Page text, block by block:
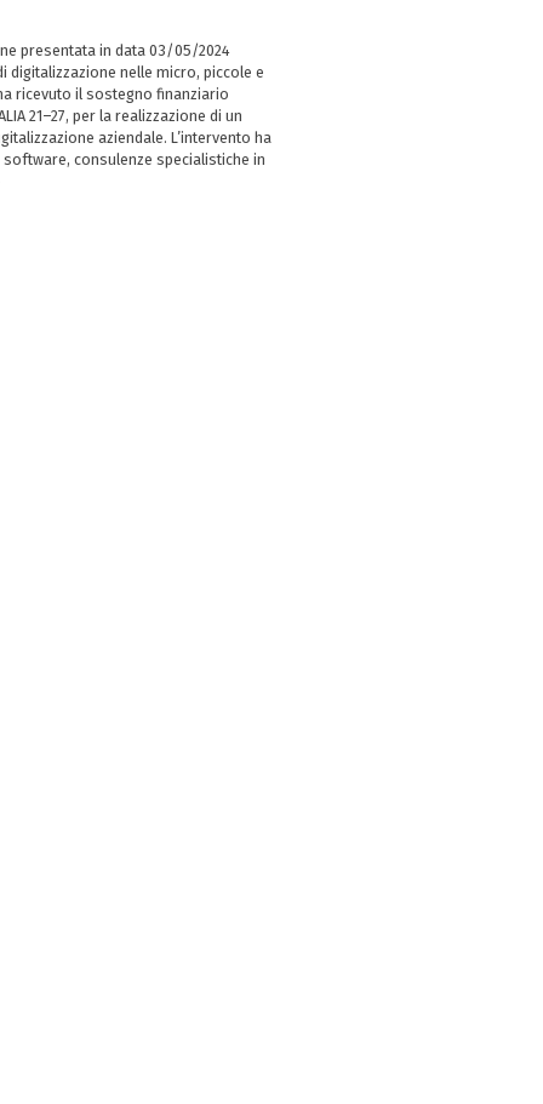
presentata in data 03/05/2024
digitalizzazione nelle micro, piccole e
ricevuto il sostegno finanziario
21–27, per la realizzazione di un
aziendale. L’intervento ha
consulenze specialistiche in